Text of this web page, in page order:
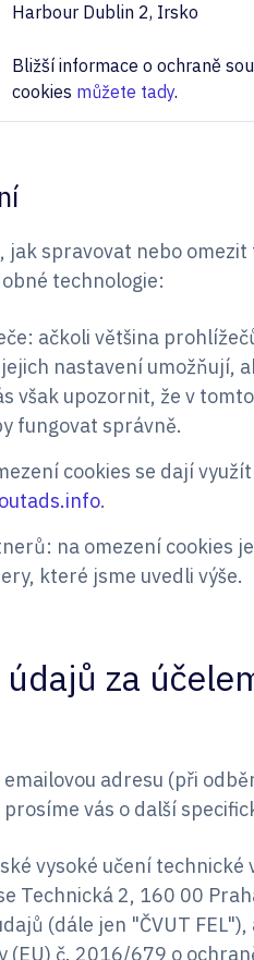
Harbour Dublin 2, Irsko
Bližší informace o ochraně
cookies můžete tady.
jak spravovat nebo
technologie:
ačkoli většina
nastavení umožňují,
však upozornit, že v
fungovat správně.
cookies se dají
.
na omezení cookies
které jsme uvedli výše.
za
emailovou adresu (při
vás o další
vysoké učení
Technická 2, 160 00
(dále jen "ČVUT
(EU) č. 2016/679 o